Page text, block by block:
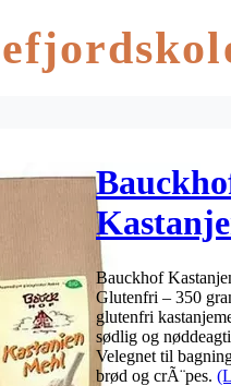
Ø
350
Bauckhof
Glutenfri – 350
glutenfri
sødlig og
Velegnet til
brød og crÃ¨pes.